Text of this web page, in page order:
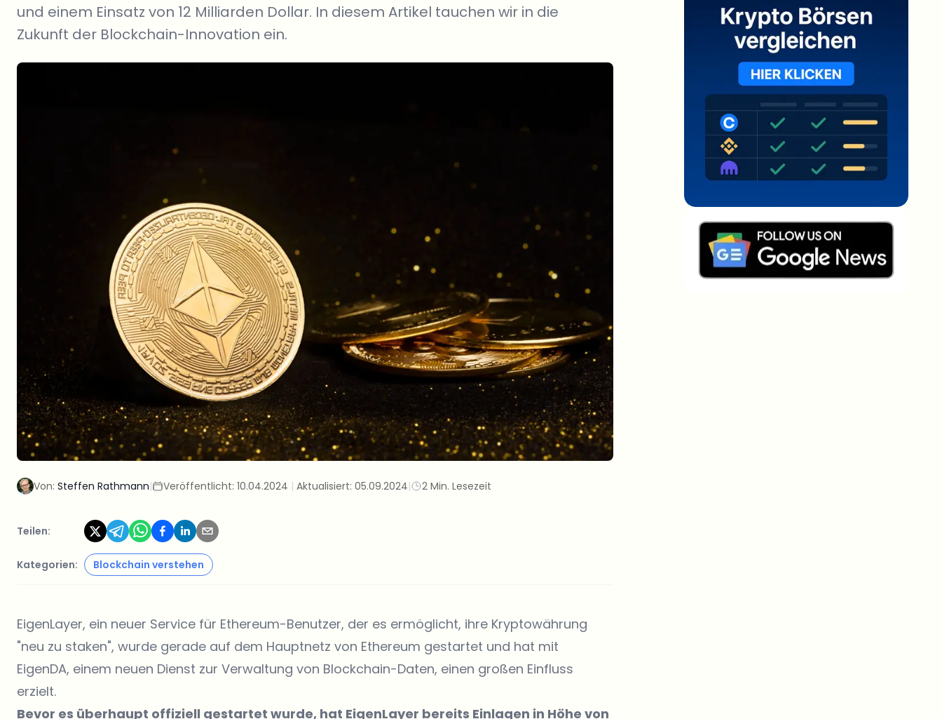
und einem Einsatz von 12 Milliarden Dollar. In diesem Artikel tauchen wir in die
Zukunft der Blockchain-Innovation ein.
Von: Steffen Rathmann| Veröffentlicht: 10.04.2024 | Aktualisiert: 05.09.2024| 2 Min. Lesezeit
Teilen:
Kategorien: Blockchain verstehen
EigenLayer, ein neuer Service für Ethereum-Benutzer, der es ermöglicht, ihre Kryptowährung
"neu zu staken", wurde gerade auf dem Hauptnetz von Ethereum gestartet und hat mit
EigenDA, einem neuen Dienst zur Verwaltung von Blockchain-Daten, einen großen Einfluss
erzielt.
Bevor es überhaupt offiziell gestartet wurde, hat EigenLayer bereits Einlagen in Höhe von